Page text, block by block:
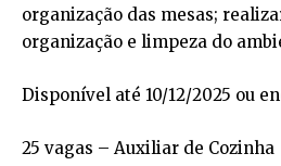
organização das mesas;
organização e limpeza do
Disponível até 10/12/2025 ou
25 vagas – Auxiliar de Cozinha